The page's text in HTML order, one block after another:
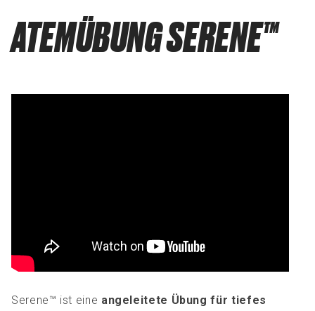
ATEMÜBUNG SERENE™
​​Serene™ ist eine angeleitete Übung für tiefes